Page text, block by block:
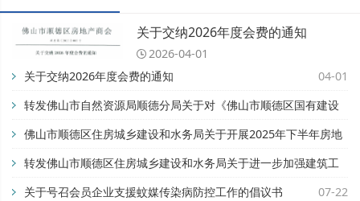
关于交纳2026年度会费的通知
2026-04-01
关于交纳2026年度会费的通知
04-01
转发佛山市自然资源局顺德分局关于对《佛山市顺德区国有建设
用地开竣工管理办法》公平竞争审查征求公众意见的公告【佛自
然资顺告〔2025〕93号】
11-28
佛山市顺德区住房城乡建设和水务局关于开展2025年下半年房地
产市场专项检查的通知
08-28
转发佛山市顺德区住房城乡建设和水务局关于进一步加强建筑工
地蚊媒传染病疫情防控工作的通知
07-29
关于号召会员企业支援蚊媒传染病防控工作的倡议书 07-22